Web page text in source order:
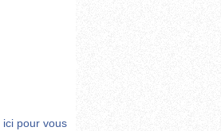
ici pour vous